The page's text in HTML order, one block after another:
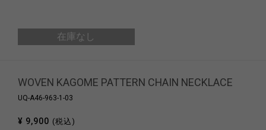
在庫なし
WOVEN KAGOME PATTERN CHAIN NECKLACE
UQ-A46-963-1-03
¥ 9,900 (税込)